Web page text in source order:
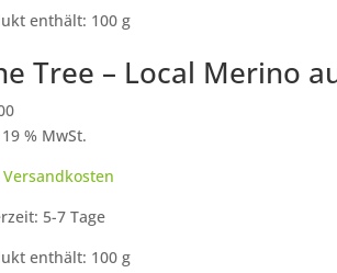
enthält: 100g
Tree – Local Merino
% MwSt.
Versandkosten
5-7 Tage
enthält: 100g